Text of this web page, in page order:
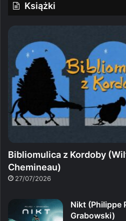
Książki
Bibliomulica z Kordoby
Chemineau)
27/07/2026
Nikt (Philippe
Grabowski)